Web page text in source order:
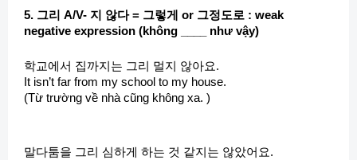
5. 그리 A/V- 지 않다 = 그렇게 or 그정도로 : weak
negative expression (không ____ như vậy)
학교에서 집까지는 그리 멀지 않아요.
It isn’t far from my school to my house.
(Từ trường về nhà cũng không xa. )
말다툼을 그리 심하게 하는 것 같지는 않았어요.